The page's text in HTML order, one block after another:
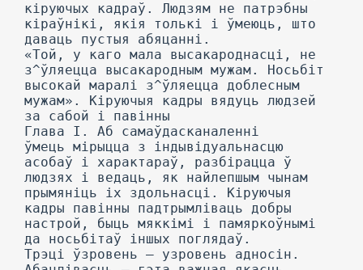
кіруючых кадраў. Людзям не патрэбны
кіраўнікі, якія толькі і ўмеюць, што
даваць пустыя абяцанні.
«Той, у каго мала высакароднасці, не
з^ўляецца высакародным мужам. Носьбіт
высокай маралі з^ўляецца доблесным
мужам». Кіруючыя кадры вядуць людзей
за сабой і павінны
Глава I. Аб самаўдасканаленні
ўмець мірыцца з індывідуальнасцю
асобаў і характараў, разбірацца ў
людзях і ведаць, як найлепшым чынам
прымяніць іх здольнасці. Кіруючыя
кадры павінны падтрымліваць добры
настрой, быць мяккімі і памяркоўнымі
да носьбітаў іншых поглядаў.
Трэці ўзровень — узровень адносін.